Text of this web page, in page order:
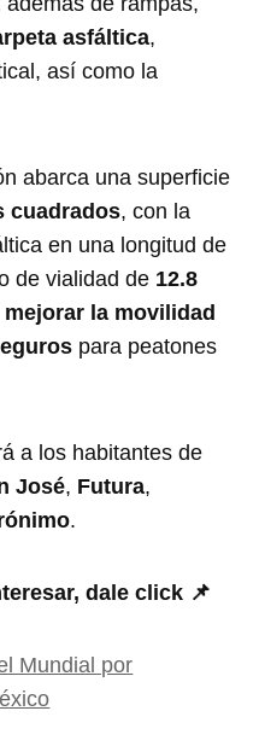
asfáltica,
así como la
abarca una superficie
cuadrados, con la
en una longitud de
de vialidad de 12.8
mejorar la movilidad
para peatones
a los habitantes de
José, Futura,
.
dale click 📌
Mundial por